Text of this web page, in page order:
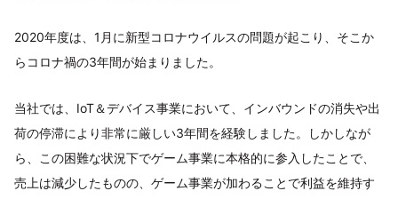
2020年度は、1月に新型コロナウイルスの問題が起こり、そこか
らコロナ禍の3年間が始まりました。
当社では、IoT＆デバイス事業において、インバウンドの消失や出
荷の停滞により非常に厳しい3年間を経験しました。しかしなが
ら、この困難な状況下でゲーム事業に本格的に参入したことで、
売上は減少したものの、ゲーム事業が加わることで利益を維持す